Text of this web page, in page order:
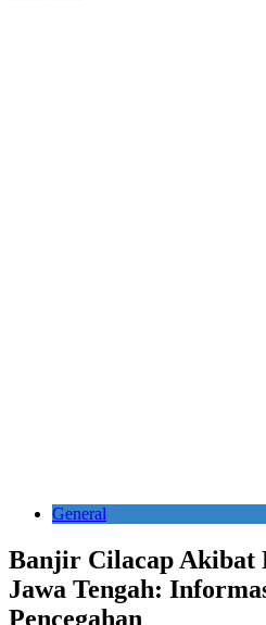
General
Banjir Cilacap Akibat
Jawa Tengah:
Pencegahan